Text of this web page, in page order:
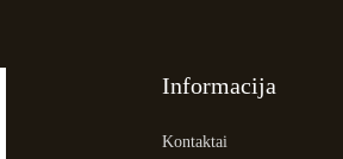
Informacija
Kontaktai